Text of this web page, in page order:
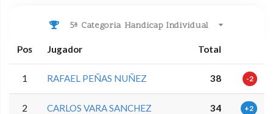
5ª Categoria Handicap Individual
Pos Jugador Total
1 RAFAEL PEÑAS NUÑEZ 38 -2
2 CARLOS VARA SANCHEZ 34 +2